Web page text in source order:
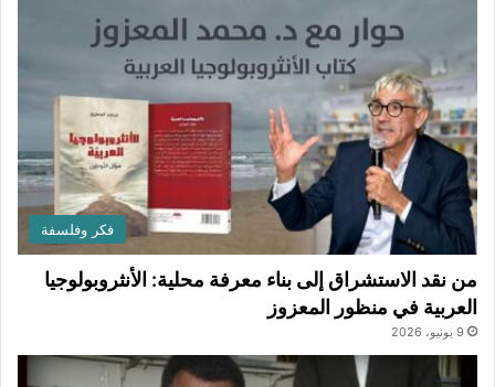
فكر وفلسفة
من نقد الاستشراق إلى بناء معرفة محلية: الأنثروبولوجيا
العربية في منظور المعزوز
9 يونيو، 2026